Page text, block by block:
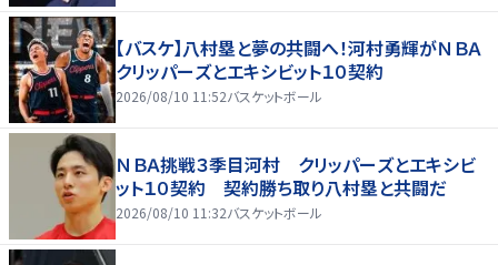
【バスケ】八村塁と夢の共闘へ！河村勇輝がＮＢＡ
クリッパーズとエキシビット１０契約
2026/08/10 11:52バスケットボール
ＮＢＡ挑戦３季目河村 クリッパーズとエキシビ
ット１０契約 契約勝ち取り八村塁と共闘だ
2026/08/10 11:32バスケットボール